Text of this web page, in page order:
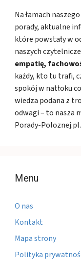
Na łamach
porady, aktualne
które powstały w
naszych
empatię,
każdy, kto tu trafi,
spokój w natłoku
wiedza podana z
odwagi – to nasza
Porady-Poloznej.pl.
Menu
O nas
Kontakt
Mapa strony
Polityka